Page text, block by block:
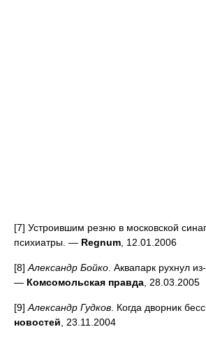
[7] Устроившим резню в московской
психиатры. — Regnum , 12.01.2006
[8] Александр Бойко . Аквапарк рухнул
— Комсомольская правда , 28.03.2005
[9] Александр Гудков . Когда дворник
новостей , 23.11.2004